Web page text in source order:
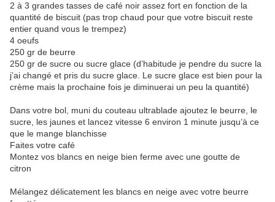
2 à 3 grandes tasses de café noir assez fort en fonction de la
quantité de biscuit (pas trop chaud pour que votre biscuit reste
entier quand vous le trempez)
4 oeufs
250 gr de beurre
250 gr de sucre ou sucre glace (d’habitude je pendre du sucre la
j’ai changé et pris du sucre glace. Le sucre glace est bien pour la
crème mais la prochaine fois je diminuerai un peu la quantité)
Dans votre bol, muni du couteau ultrablade ajoutez le beurre, le
sucre, les jaunes et lancez vitesse 6 environ 1 minute jusqu’à ce
que le mange blanchisse
Faites votre café
Montez vos blancs en neige bien ferme avec une goutte de
citron
Mélangez délicatement les blancs en neige avec votre beurre